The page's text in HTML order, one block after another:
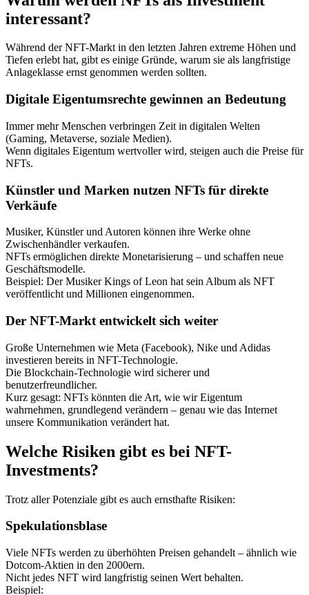
interessant?
Während der NFT-Markt in den letzten Jahren extreme Höhen und
Tiefen erlebt hat, gibt es einige Gründe, warum sie als langfristige
Anlageklasse ernst genommen werden sollten.
Digitale Eigentumsrechte gewinnen an Bedeutung
Immer mehr Menschen verbringen Zeit in digitalen Welten
(Gaming, Metaverse, soziale Medien).
Wenn digitales Eigentum wertvoller wird, steigen auch die Preise für
NFTs.
Künstler und Marken nutzen NFTs für direkte
Verkäufe
Musiker, Künstler und Autoren können ihre Werke ohne
Zwischenhändler verkaufen.
NFTs ermöglichen direkte Monetarisierung – und schaffen neue
Geschäftsmodelle.
Beispiel: Der Musiker Kings of Leon hat sein Album als NFT
veröffentlicht und Millionen eingenommen.
Der NFT-Markt entwickelt sich weiter
Große Unternehmen wie Meta (Facebook), Nike und Adidas
investieren bereits in NFT-Technologie.
Die Blockchain-Technologie wird sicherer und
benutzerfreundlicher.
Kurz gesagt: NFTs könnten die Art, wie wir Eigentum
wahrnehmen, grundlegend verändern – genau wie das Internet
unsere Kommunikation verändert hat.
Welche Risiken gibt es bei NFT-
Investments?
Trotz aller Potenziale gibt es auch ernsthafte Risiken:
Spekulationsblase
Viele NFTs werden zu überhöhten Preisen gehandelt – ähnlich wie
Dotcom-Aktien in den 2000ern.
Nicht jedes NFT wird langfristig seinen Wert behalten.
Beispiel: